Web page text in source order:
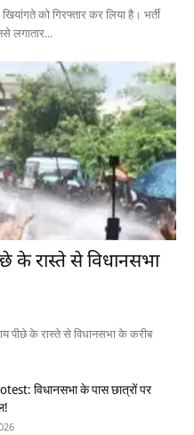
को गिरफ्तार कर लिया है। भर्ती
लगातार...
के रास्ते से विधानसभा
पीछे के रास्ते से विधानसभा के करीब
विधानसभा के पास छात्रों पर